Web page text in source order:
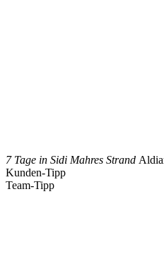
7 Tage in Sidi Mahres Strand
Kunden-Tipp
Team-Tipp